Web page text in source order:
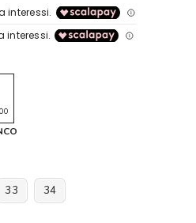
33 34